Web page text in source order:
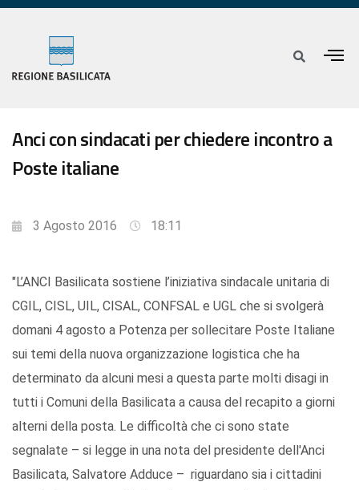
Anci con sindacati per chiedere incontro a
Poste italiane
3 Agosto 2016 18:11
"L’ANCI Basilicata sostiene l’iniziativa sindacale unitaria di
CGIL, CISL, UIL, CISAL, CONFSAL e UGL che si svolgerà
domani 4 agosto a Potenza per sollecitare Poste Italiane
sui temi della nuova organizzazione logistica che ha
determinato da alcuni mesi a questa parte molti disagi in
tutti i Comuni della Basilicata a causa del recapito a giorni
alterni della posta. Le difficoltà che ci sono state
segnalate – si legge in una nota del presidente dell'Anci
Basilicata, Salvatore Adduce – riguardano sia i cittadini